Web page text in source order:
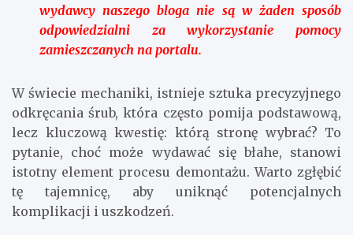
wydawcy naszego bloga nie są w żaden sposób
odpowiedzialni za wykorzystanie pomocy
zamieszczanych na portalu.
W świecie mechaniki, istnieje sztuka precyzyjnego
odkręcania śrub, która często pomija podstawową,
lecz kluczową kwestię: którą stronę wybrać? To
pytanie, choć może wydawać się błahe, stanowi
istotny element procesu demontażu. Warto zgłębić
tę tajemnicę, aby uniknąć potencjalnych
komplikacji i uszkodzeń.